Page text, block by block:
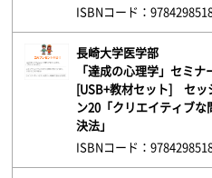
ISBNコード：
長崎大学医学部
「達成の心理学」セミナ
[USB+教材セット] セッ
ン20「クリエイティブな
決法」
ISBNコード：